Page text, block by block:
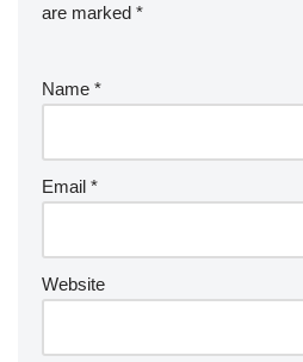
are marked *
Name *
Email *
Website